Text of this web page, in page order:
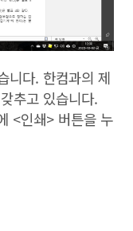
니다. 한컴과의 제
추고 있습니다.
<인쇄> 버튼을 누